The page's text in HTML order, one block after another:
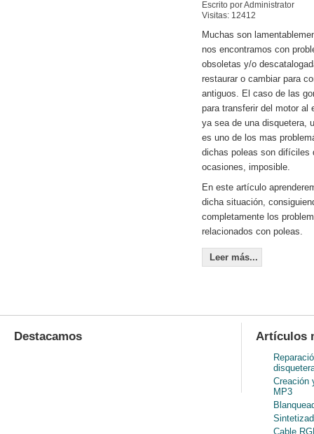
Escrito por Administrator
Visitas: 12412
Muchas son
nos encontramos con
obsoletas y/o
restaurar o cambiar para
antiguos. El caso de las
para transferir del motor al
ya sea de una disquetera,
es uno de los mas
dichas poleas son difíciles
ocasiones, imposible.
En este artículo
dicha situación,
completamente los
relacionados con poleas.
Leer más...
Destacamos Artículos
Creación
MP3
Cable